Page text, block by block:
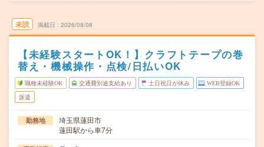
未読 掲載日 2026/08/08
【未経験スタートOK！】クラフトテープの巻
替え・機械操作・点検/日払いOK
職種未経験OK 交通費別途支給あり 土日祝日が休み WEB登録OK
派遣
勤務地
埼玉県蓮田市
蓮田駅から車7分